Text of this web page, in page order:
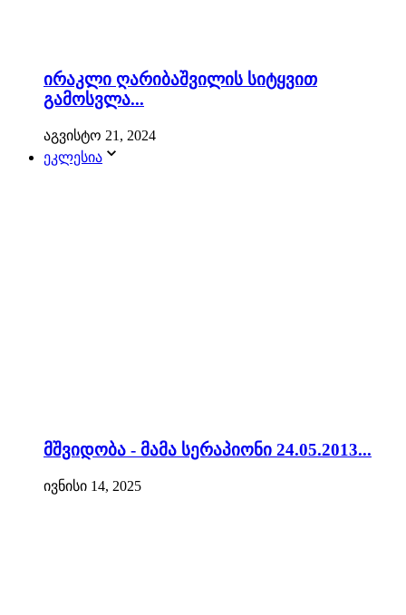
ირაკლი ღარიბაშვილის სიტყვით
გამოსვლა...
აგვისტო 21, 2024
ეკლესია
მშვიდობა - მამა სერაპიონი 24.05.2013...
ივნისი 14, 2025